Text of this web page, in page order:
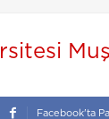
Facebook'ta